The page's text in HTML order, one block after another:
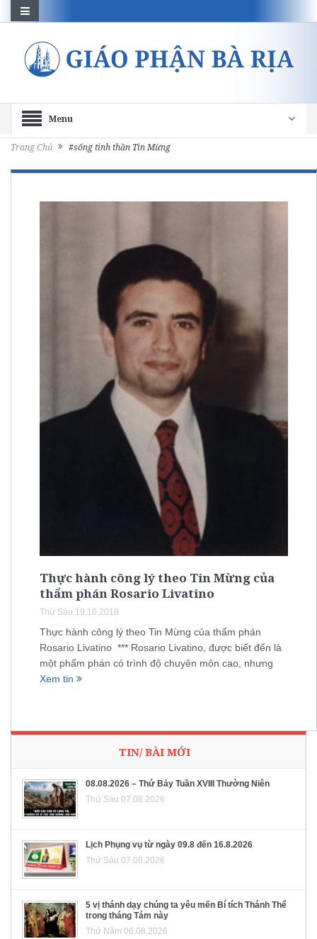
Menu
Trang Chủ #sống tinh thần Tin Mừng
Thực hành công lý theo Tin Mừng của
thẩm phán Rosario Livatino
Thứ Sáu 19.10.2018
Thực hành công lý theo Tin Mừng của thẩm phán
Rosario Livatino *** Rosario Livatino, được biết đến là
một phẩm phán có trình độ chuyên môn cao, nhưng
Xem tin
TIN/ BÀI MỚI
08.08.2026 – Thứ Bảy Tuần XVIII Thường Niên
Thứ Sáu 07.08.2026
Lịch Phụng vụ từ ngày 09.8 đến 16.8.2026
Thứ Sáu 07.08.2026
5 vị thánh dạy chúng ta yêu mến Bí tích Thánh Thể
trong tháng Tám này
Thứ Năm 06.08.2026